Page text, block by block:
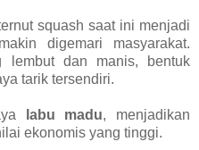
squash saat ini menjadi
digemari masyarakat.
lembut dan manis, bentuk
tarik tersendiri.
labu madu, menjadikan
ekonomis yang tinggi.